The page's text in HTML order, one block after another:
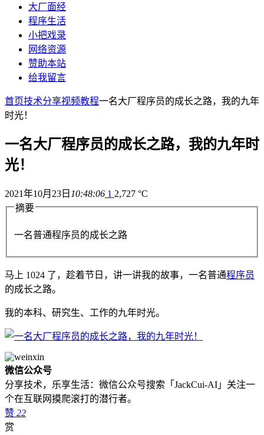
大厂面经
程序生活
小把戏录
网络资源
赞助本站
给我留言
首页技术分享视频教程一名大厂程序员的成长之路，我的九年
时光！
一名大厂程序员的成长之路，我的九年时
光！
2021年10月23日 10:48:06 1 2,727 °C
摘要
一名普通程序员的成长之路
马上 1024 了，趁着节日，讲一讲我的故事，一名普通程序员
的成长之路。
我的本科、研究生、工作的九年时光。
微信公众号
分享技术，乐享生活：微信公众号搜索「JackCui-AI」关注一
个在互联网摸爬滚打的潜行者。
赞 22
赏